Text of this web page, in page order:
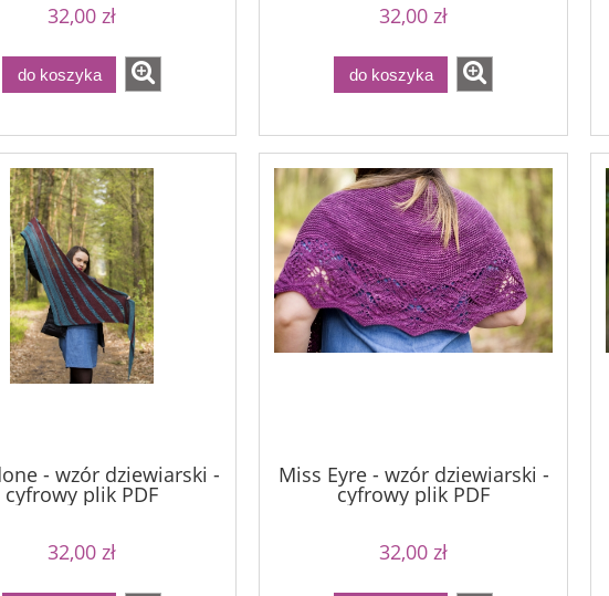
32,00 zł
do koszyka
32,00 zł
do koszyka
- wzór dziewiarski -
cyfrowy plik PDF
32,00 zł
Miss Eyre - wzór dziewiarski -
cyfrowy plik PDF
32,00 zł